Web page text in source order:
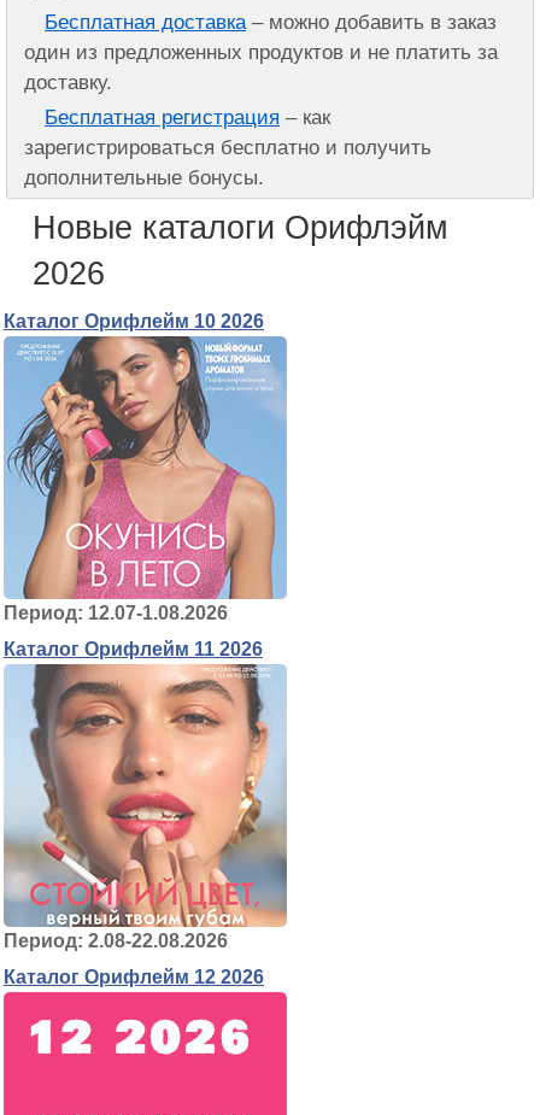
Бесплатная доставка – можно добавить в заказ
один из предложенных продуктов и не платить за
доставку.
Бесплатная регистрация – как
зарегистрироваться бесплатно и получить
дополнительные бонусы.
Новые каталоги Орифлэйм
2026
Каталог Орифлейм 10 2026
Период: 12.07-1.08.2026
Каталог Орифлейм 11 2026
Период: 2.08-22.08.2026
Каталог Орифлейм 12 2026